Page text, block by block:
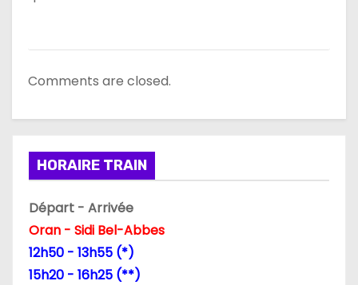
e
Comments are closed.
HORAIRE TRAIN
Départ - Arrivée
Oran - Sidi Bel-Abbes
12h50 - 13h55 (*)
15h20 - 16h25 (**)